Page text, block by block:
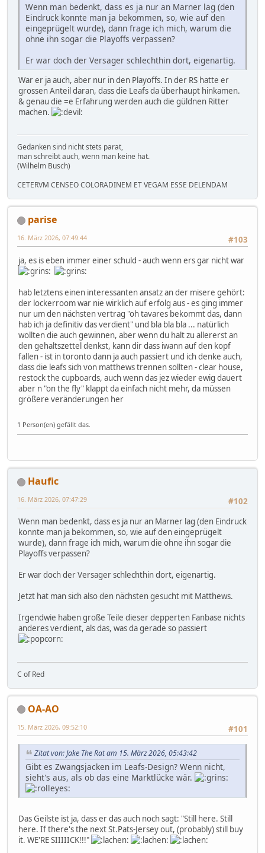
Wenn man bedenkt, dass es ja nur an Marner lag (den
Eindruck konnte man ja bekommen, so, wie auf den
eingeprügelt wurde), dann frage ich mich, warum die
ohne ihn sogar die Playoffs verpassen?
Er war doch der Versager schlechthin dort, eigenartig.
War er ja auch, aber nur in den Playoffs. In der RS hatte er
grossen Anteil daran, dass die Leafs da überhaupt hinkamen.
& genau die =e Erfahrung werden auch die güldnen Ritter
machen.
Gedanken sind nicht stets parat,
man schreibt auch, wenn man keine hat.
(Wilhelm Busch)
CETERVM CENSEO COLORADINEM ET VEGAM ESSE DELENDAM
parise
#103
16. März 2026, 07:49:44
ja, es is eben immer einer schuld - auch wenn ers gar nicht war
hab letztens einen interessanten ansatz an der misere gehört:
der lockerroom war nie wirklich auf erfolg aus - es ging immer
nur um den nächsten vertrag "oh tavares bekommt das, dann
hab ich ja definitiv das verdient" und bla bla bla ... natürlich
wollten die auch gewinnen, aber wenn du halt zu allererst an
den gehaltszettel denkst, kann dir dass iwann auf den kopf
fallen - ist in toronto dann ja auch passiert und ich denke auch,
dass die leafs sich von matthews trennen sollten - clear house,
restock the cupboards, auch wenn das jez wieder ewig dauert
aber n "on the fly" klappt da einfach nicht mehr, da müssen
größere veränderungen her
1 Person(en) gefällt das.
Haufic
#102
16. März 2026, 07:47:29
Wenn man bedenkt, dass es ja nur an Marner lag (den Eindruck
konnte man ja bekommen, so, wie auf den eingeprügelt
wurde), dann frage ich mich, warum die ohne ihn sogar die
Playoffs verpassen?
Er war doch der Versager schlechthin dort, eigenartig.
Jetzt hat man sich also den nächsten gesucht mit Matthews.
Irgendwie haben große Teile dieser depperten Fanbase nichts
anderes verdient, als das, was da gerade so passiert
C of Red
OA-AO
#101
15. März 2026, 09:52:10
Zitat von: Jake The Rat am 15. März 2026, 05:43:42
Gibt es Zwangsjacken im Leafs-Design? Wenn nicht,
sieht's aus, als ob das eine Marktlücke wär.
Das Geilste ist ja, dass er das auch noch sagt: "Still here. Still
here. If there's the next St.Pats-Jersey out, (probably) still buy
it. WE'RE SIIIIICK!!!"